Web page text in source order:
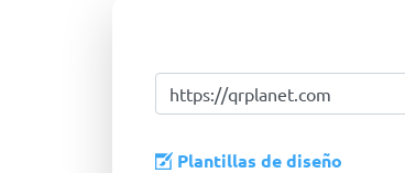
Plantillas de diseño